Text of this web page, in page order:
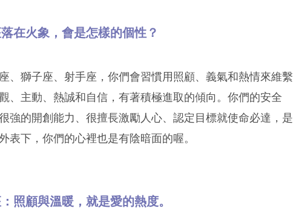
在火象，會是怎樣的個性？
、獅子座、射手座，你們會習慣用照顧、義氣和熱情來維繫
、主動、熱誠和自信，有著積極進取的傾向。你們的安全
強的開創能力、很擅長激勵人心、認定目標就使命必達，是
表下，你們的心裡也是有陰暗面的喔。
照顧與溫暖，就是愛的熱度。